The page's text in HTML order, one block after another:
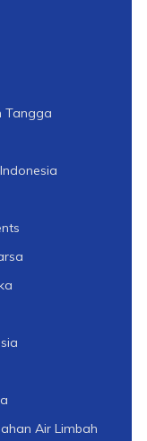
Tangga
Air Limbah